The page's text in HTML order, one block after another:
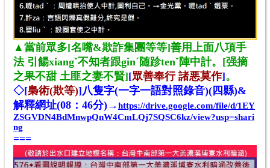
▲當前眾多[名嘴&欺詐集團等等]善用上面八項手
法 引餳xiangˇ不知者跟ginˊ随跈tenˇ陣中計。[强摘
之果不甜 土匪之妻不賢][眾善奉行 諸悪莫作]。
◇[梟術(欺等)]八隻字(一字一語對照錄音)(四縣)&
解釋網址(08 ： 46分)→https://drive.google.com/file/d/1EY
ZSGVDN4BdMnwpQnW4CmLQj7SQSC6kz/view?usp=shari
ng
===